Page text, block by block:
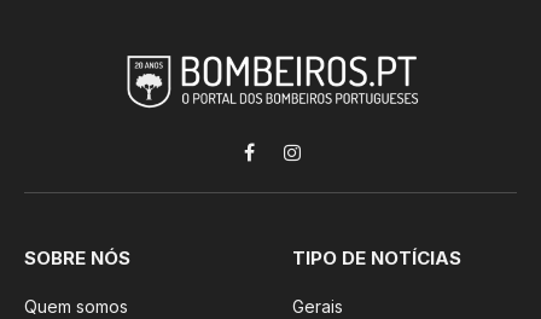
FacebookInstagram
SOBRE NÓS
Quem somos
TIPO DE NOTÍCIAS
Gerais